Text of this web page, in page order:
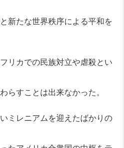
新たな世界秩序による平和を
リカでの民族対立や虐殺とい
らすことは出来なかった。
ミレニアムを迎えたばかりの